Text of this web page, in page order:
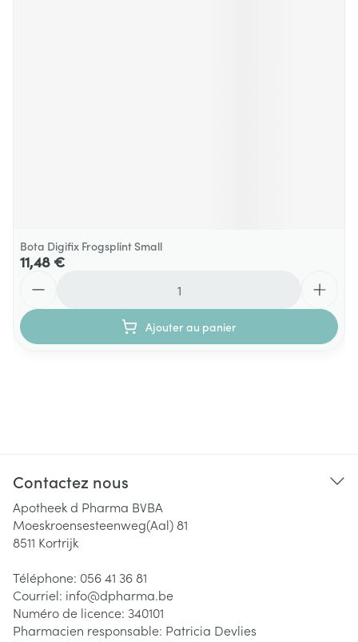
Bota Digifix Frogsplint Small
11,48 €
Ajouter au panier
Contactez nous
Apotheek d Pharma BVBA
Moeskroensesteenweg(Aal) 81
8511 Kortrijk
Téléphone: 056 41 36 81
Courriel: info@dpharma.be
Numéro de licence: 340101
Pharmacien responsable: Patricia Devlies